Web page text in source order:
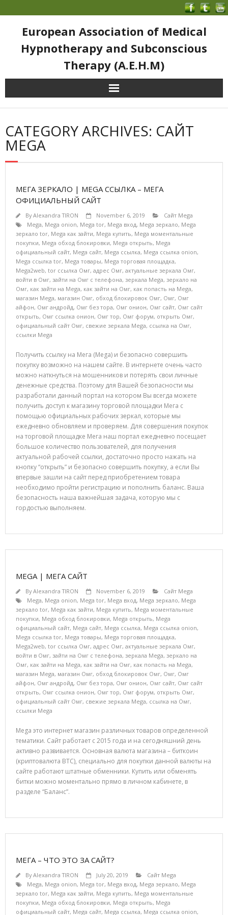
European Association of Medical
Hypnotherapy and Subconscious
Therapy (A.E.H.M)
CATEGORY ARCHIVES: САЙТ
MEGA
МЕГА ЗЕРКАЛО | MEGA ССЫЛКА – МЕГА
ОФИЦИАЛЬНЫЙ САЙТ
ByAlexandra TIRON November 6, 2019
Сайт Mega
Mega, Mega onion, Mega tor, Mega вход, Mega зеркало, Mega
зеркало tor, Mega как зайти, Mega купить, Mega моментальные
покупки, Mega обход блокировки, Mega открыть, Mega
официальный сайт, Mega сайт, Mega ссылка, Mega ссылка onion,
Mega ссылка tor, Mega товары, Mega торговая площадка,
Mega2web, tor ссылка Омг, адрес Омг, актуальные зеркала Омг,
войти в Омг, зайти на Омг с телефона, зеркала Mega, зеркало на
Омг, как зайти на Mega, как зайти на Омг, как попасть на Mega,
магазин Mega, магазин Омг, обход блокировок Омг, Омг, Омг
айфон, Омг андройд, Омг без тора, Омг онион, Омг сайт, Омг сайт
открыть, Омг ссылка онион, Омг тор, Омг форум, открыть Омг,
официальный сайт Омг, свежие зеркала Mega, ссылка на Омг,
ссылки Mega
Получить ссылку на Мега (Mega) и безопасно совершить
покупку возможно на нашем сайте. В интернете очень часто
можно наткнуться на мошенников и потерять свои личные
денежные средства. Поэтому для Вашей безопасности мы
разработали данный портал на котором Вы всегда можете
получить доступ к магазину торговой площадки Мега с
помощью официальных рабочих зеркал, которые мы
ежедневно обновляем и проверяем. Для совершения покупок
на торговой площадке Мега наш портал ежедневно посещает
большое количество пользователей, для получения
актуальной рабочей ссылки, достаточно просто нажать на
кнопку “открыть” и безопасно совершить покупку, а если Вы
впервые зашли на сайт перед приобретением товара
необходимо пройти регистрацию и пополнить баланс. Ваша
безопасность наша важнейшая задача, которую мы с
гордостью выполняем.
MEGA | МЕГА САЙТ
ByAlexandra TIRON November 6, 2019
Сайт Mega
Mega, Mega onion, Mega tor, Mega вход, Mega зеркало, Mega
зеркало tor, Mega как зайти, Mega купить, Mega моментальные
покупки, Mega обход блокировки, Mega открыть, Mega
официальный сайт, Mega сайт, Mega ссылка, Mega ссылка onion,
Mega ссылка tor, Mega товары, Mega торговая площадка,
Mega2web, tor ссылка Омг, адрес Омг, актуальные зеркала Омг,
войти в Омг, зайти на Омг с телефона, зеркала Mega, зеркало на
Омг, как зайти на Mega, как зайти на Омг, как попасть на Mega,
магазин Mega, магазин Омг, обход блокировок Омг, Омг, Омг
айфон, Омг андройд, Омг без тора, Омг онион, Омг сайт, Омг сайт
открыть, Омг ссылка онион, Омг тор, Омг форум, открыть Омг,
официальный сайт Омг, свежие зеркала Mega, ссылка на Омг,
ссылки Mega
Mega это интернет магазин различных товаров определенной
тематики. Сайт работает с 2015 года и на сегодняшний день
активно развивается. Основная валюта магазина – биткоин
(криптовалюта BTC), специально для покупки данной валюты на
сайте работают штатные обменники. Купить или обменять
битки можно моментально прямо в личном кабинете, в
разделе “Баланс”.
МЕГА – ЧТО ЭТО ЗА САЙТ?
ByAlexandra TIRON July 20, 2019
Сайт Mega
Mega, Mega onion, Mega tor, Mega вход, Mega зеркало, Mega
зеркало tor, Mega как зайти, Mega купить, Mega моментальные
покупки, Mega обход блокировки, Mega открыть, Mega
официальный сайт, Mega сайт, Mega ссылка, Mega ссылка onion,